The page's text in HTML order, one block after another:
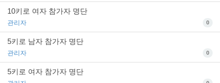
10키로 여자 참가자 명단
관리자 0
5키로 남자 참가자 명단
관리자 0
5키로 여자 참가자 명단